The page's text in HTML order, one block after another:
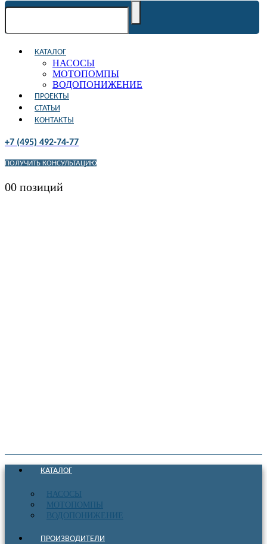
КАТАЛОГ
НАСОСЫ
МОТОПОМПЫ
ВОДОПОНИЖЕНИЕ
ПРОЕКТЫ
СТАТЬИ
КОНТАКТЫ
+7 (495) 492-74-77
ПОЛУЧИТЬ КОНСУЛЬТАЦИЮ
00 позиций
КАТАЛОГ
НАСОСЫ
МОТОПОМПЫ
ВОДОПОНИЖЕНИЕ
ПРОИЗВОДИТЕЛИ